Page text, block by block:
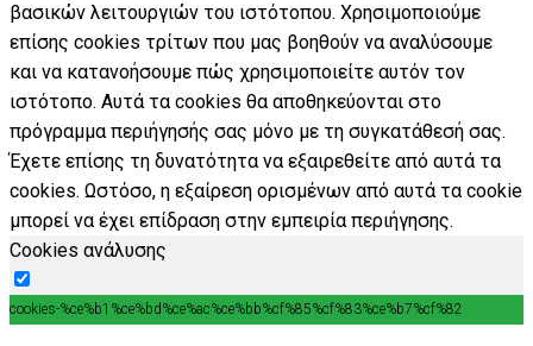
βασικών λειτουργιών του ιστότοπου. Χρησιμοποιούμε
επίσης cookies τρίτων που μας βοηθούν να αναλύσουμε
και να κατανοήσουμε πώς χρησιμοποιείτε αυτόν τον
ιστότοπο. Αυτά τα cookies θα αποθηκεύονται στο
πρόγραμμα περιήγησής σας μόνο με τη συγκατάθεσή σας.
Έχετε επίσης τη δυνατότητα να εξαιρεθείτε από αυτά τα
cookies. Ωστόσο, η εξαίρεση ορισμένων από αυτά τα cookie
μπορεί να έχει επίδραση στην εμπειρία περιήγησης.
Cookies ανάλυσης
cookies-%ce%b1%ce%bd%ce%ac%ce%bb%cf%85%cf%83%ce%b7%cf%82